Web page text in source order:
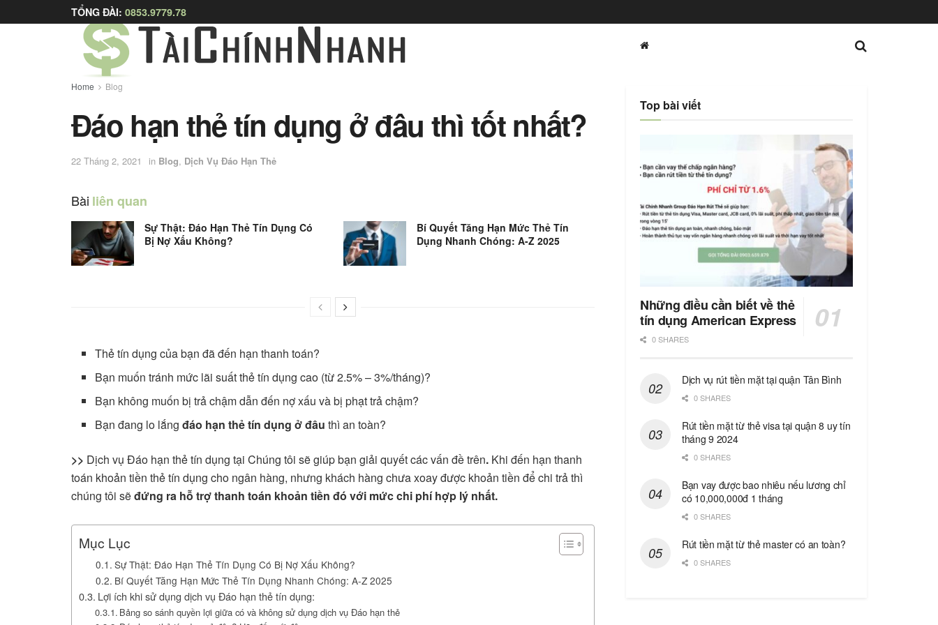
TỔNG ĐÀI: 0853.9779.78
Home Blog
Đáo hạn thẻ tín dụng ở đâu thì tốt nhất?
22 Tháng 2, 2021 in Blog, Dịch Vụ Đáo Hạn Thẻ
Bài liên quan
Sự Thật: Đáo Hạn Thẻ Tín Dụng Có
Bị Nợ Xấu Không?
Bí Quyết Tăng Hạn Mức Thẻ Tín
Dụng Nhanh Chóng: A-Z 2025
Thẻ tín dụng của bạn đã đến hạn thanh toán?
Bạn muốn tránh mức lãi suất thẻ tín dụng cao (từ 2.5% – 3%/tháng)?
Bạn không muốn bị trả chậm dẫn đến nợ xấu và bị phạt trả chậm?
Bạn đang lo lắngđáo hạn thẻ tín dụng ở đâu thì an toàn?
>> Dịch vụ Đáo hạn thẻ tín dụng tại Chúng tôi sẽ giúp bạn giải quyết các vấn đề trên. Khi đến hạn thanh
toán khoản tiền thẻ tín dụng cho ngân hàng, nhưng khách hàng chưa xoay được khoản tiền để chi trả thì
chúng tôi sẽđứng ra hỗ trợ thanh toán khoản tiền đó với mức chi phí hợp lý nhất.
Mục Lục
Sự Thật: Đáo Hạn Thẻ Tín Dụng Có Bị Nợ Xấu Không?
Bí Quyết Tăng Hạn Mức Thẻ Tín Dụng Nhanh Chóng: A-Z 2025
Lợi ích khi sử dụng dịch vụ Đáo hạn thẻ tín dụng:
Bảng so sánh quyền lợi giữa có và không sử dụng dịch vụ Đáo hạn thẻ
Top bài viết
Những điều cần biết về thẻ
tín dụng American Express
0 SHARES
Dịch vụ rút tiền mặt tại quận Tân Bình
0 SHARES
Rút tiền mặt từ thẻ visa tại quận 8 uy tín
tháng 9 2024
0 SHARES
Bạn vay được bao nhiêu nếu lương chỉ
có 10,000,000đ 1 tháng
0 SHARES
Rút tiền mặt từ thẻ master có an toàn?
0 SHARES